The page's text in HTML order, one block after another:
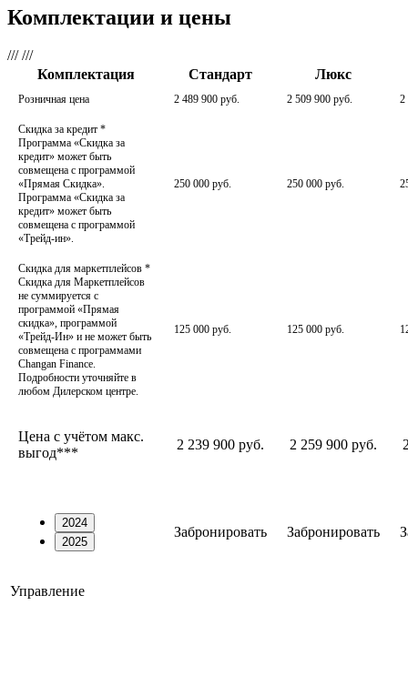
Комплектации и цены
/// ///
Комплектация
Стандарт Люкс
Розничная цена 2 489 900 руб. 2 509 900 руб. 2
Скидка за кредит *
Программа «Скидка за
кредит» может быть
совмещена с программой
«Прямая Скидка».
Программа «Скидка за
кредит» может быть
совмещена с программой
«Трейд-ин».
250 000 руб. 250 000 руб.
Скидка для маркетплейсов *
Скидка для Маркетплейсов
не суммируется с
программой «Прямая
скидка», программой
«Трейд-Ин» и не может быть
совмещена с программами
Changan Finance.
Подробности уточняйте в
любом Дилерском центре.
125 000 руб. 125 000 руб.
Цена с учётом макс.
выгод***
2 239 900 руб. 2 259 900 руб.
2024
2025
Забронировать Забронировать
Управление